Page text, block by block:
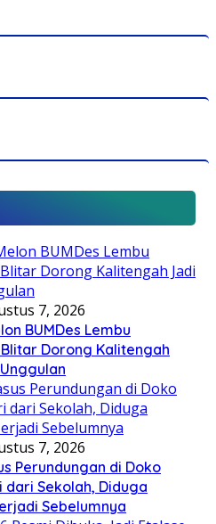
7, 2026
BUMDes Lembu
Dorong Kalitengah
7, 2026
Perundungan di Doko
dari Sekolah, Diduga
Sebelumnya